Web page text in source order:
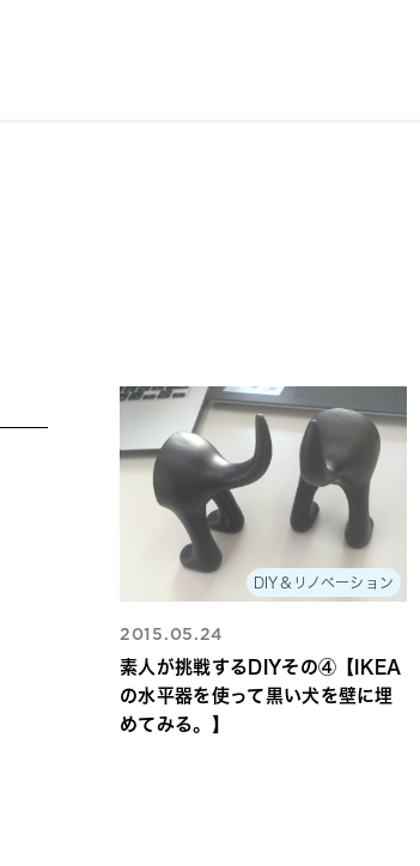
DIY＆リノベーション
2015.05.24
素人が挑戦するDIYその④【IKEA
の水平器を使って黒い犬を壁に埋
めてみる。】